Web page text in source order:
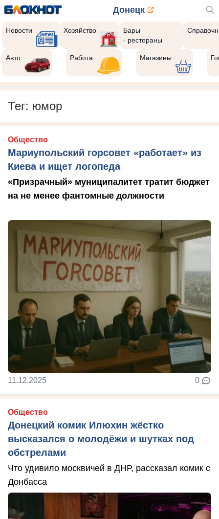
Донецк
Новости Хозяйство
Бары
- рестораны
Авто Работа Магазины
Тег: юмор
Общество
Мариупольский горсовет «работает» из
Киева и ищет логопеда
«Призрачный» муниципалитет тратит бюджет
на не менее фантомные должности
11.12.2025 0
Общество
Донецкий комик Илюхин жёстко
высказался о молодёжи и шутках под
обстрелами
Что удивило москвичей в ДНР, рассказал комик с
Донбасса